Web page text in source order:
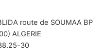
route de SOUMAA BP
ALGERIE
30